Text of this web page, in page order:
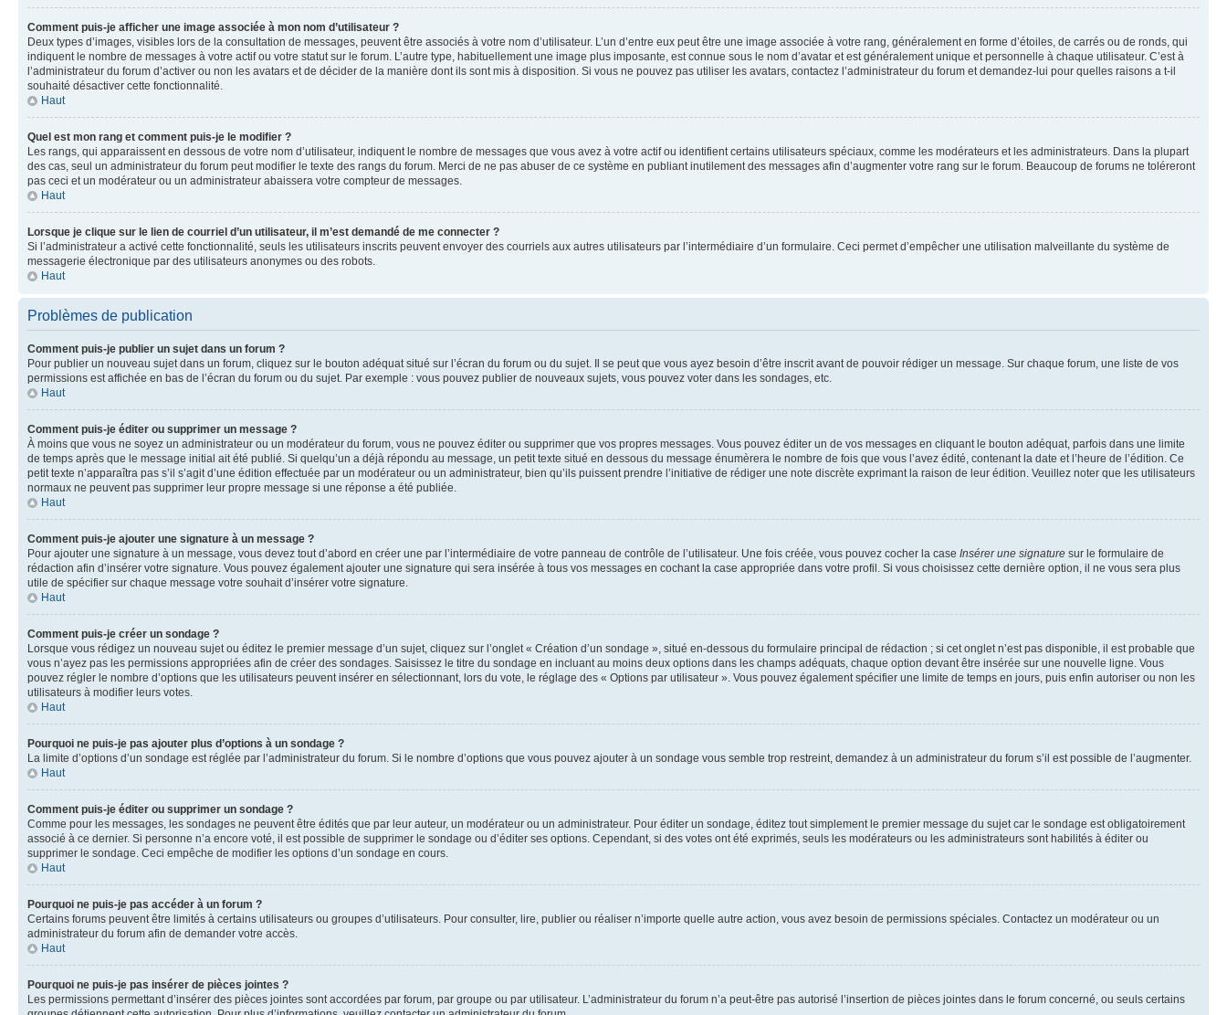
Comment puis-je afficher une image associée à mon nom d’utilisateur ?
Deux types d’images, visibles lors de la consultation de messages, peuvent être associés à votre nom d’utilisateur. L’un d’entre eux peut être une image associée à votre rang, généralement en forme d’étoiles, de carrés ou de ronds, qui
indiquent le nombre de messages à votre actif ou votre statut sur le forum. L’autre type, habituellement une image plus imposante, est connue sous le nom d’avatar et est généralement unique et personnelle à chaque utilisateur. C’est à
l’administrateur du forum d’activer ou non les avatars et de décider de la manière dont ils sont mis à disposition. Si vous ne pouvez pas utiliser les avatars, contactez l’administrateur du forum et demandez-lui pour quelles raisons a t-il
souhaité désactiver cette fonctionnalité.
Haut
Quel est mon rang et comment puis-je le modifier ?
Les rangs, qui apparaissent en dessous de votre nom d’utilisateur, indiquent le nombre de messages que vous avez à votre actif ou identifient certains utilisateurs spéciaux, comme les modérateurs et les administrateurs. Dans la plupart
des cas, seul un administrateur du forum peut modifier le texte des rangs du forum. Merci de ne pas abuser de ce système en publiant inutilement des messages afin d’augmenter votre rang sur le forum. Beaucoup de forums ne toléreront
pas ceci et un modérateur ou un administrateur abaissera votre compteur de messages.
Haut
Lorsque je clique sur le lien de courriel d’un utilisateur, il m’est demandé de me connecter ?
Si l’administrateur a activé cette fonctionnalité, seuls les utilisateurs inscrits peuvent envoyer des courriels aux autres utilisateurs par l’intermédiaire d’un formulaire. Ceci permet d’empêcher une utilisation malveillante du système de
messagerie électronique par des utilisateurs anonymes ou des robots.
Haut
Problèmes de publication
Comment puis-je publier un sujet dans un forum ?
Pour publier un nouveau sujet dans un forum, cliquez sur le bouton adéquat situé sur l’écran du forum ou du sujet. Il se peut que vous ayez besoin d’être inscrit avant de pouvoir rédiger un message. Sur chaque forum, une liste de vos
permissions est affichée en bas de l’écran du forum ou du sujet. Par exemple : vous pouvez publier de nouveaux sujets, vous pouvez voter dans les sondages, etc.
Haut
Comment puis-je éditer ou supprimer un message ?
À moins que vous ne soyez un administrateur ou un modérateur du forum, vous ne pouvez éditer ou supprimer que vos propres messages. Vous pouvez éditer un de vos messages en cliquant le bouton adéquat, parfois dans une limite
de temps après que le message initial ait été publié. Si quelqu’un a déjà répondu au message, un petit texte situé en dessous du message énumèrera le nombre de fois que vous l’avez édité, contenant la date et l’heure de l’édition. Ce
petit texte n’apparaîtra pas s’il s’agit d’une édition effectuée par un modérateur ou un administrateur, bien qu’ils puissent prendre l’initiative de rédiger une note discrète exprimant la raison de leur édition. Veuillez noter que les utilisateurs
normaux ne peuvent pas supprimer leur propre message si une réponse a été publiée.
Haut
Comment puis-je ajouter une signature à un message ?
Pour ajouter une signature à un message, vous devez tout d’abord en créer une par l’intermédiaire de votre panneau de contrôle de l’utilisateur. Une fois créée, vous pouvez cocher la case Insérer une signature sur le formulaire de
rédaction afin d’insérer votre signature. Vous pouvez également ajouter une signature qui sera insérée à tous vos messages en cochant la case appropriée dans votre profil. Si vous choisissez cette dernière option, il ne vous sera plus
utile de spécifier sur chaque message votre souhait d’insérer votre signature.
Haut
Comment puis-je créer un sondage ?
Lorsque vous rédigez un nouveau sujet ou éditez le premier message d’un sujet, cliquez sur l’onglet « Création d’un sondage », situé en-dessous du formulaire principal de rédaction ; si cet onglet n’est pas disponible, il est probable que
vous n’ayez pas les permissions appropriées afin de créer des sondages. Saisissez le titre du sondage en incluant au moins deux options dans les champs adéquats, chaque option devant être insérée sur une nouvelle ligne. Vous
pouvez régler le nombre d’options que les utilisateurs peuvent insérer en sélectionnant, lors du vote, le réglage des « Options par utilisateur ». Vous pouvez également spécifier une limite de temps en jours, puis enfin autoriser ou non les
utilisateurs à modifier leurs votes.
Haut
Pourquoi ne puis-je pas ajouter plus d’options à un sondage ?
La limite d’options d’un sondage est réglée par l’administrateur du forum. Si le nombre d’options que vous pouvez ajouter à un sondage vous semble trop restreint, demandez à un administrateur du forum s’il est possible de l’augmenter.
Haut
Comment puis-je éditer ou supprimer un sondage ?
Comme pour les messages, les sondages ne peuvent être édités que par leur auteur, un modérateur ou un administrateur. Pour éditer un sondage, éditez tout simplement le premier message du sujet car le sondage est obligatoirement
associé à ce dernier. Si personne n’a encore voté, il est possible de supprimer le sondage ou d’éditer ses options. Cependant, si des votes ont été exprimés, seuls les modérateurs ou les administrateurs sont habilités à éditer ou
supprimer le sondage. Ceci empêche de modifier les options d’un sondage en cours.
Haut
Pourquoi ne puis-je pas accéder à un forum ?
Certains forums peuvent être limités à certains utilisateurs ou groupes d’utilisateurs. Pour consulter, lire, publier ou réaliser n’importe quelle autre action, vous avez besoin de permissions spéciales. Contactez un modérateur ou un
administrateur du forum afin de demander votre accès.
Haut
Pourquoi ne puis-je pas insérer de pièces jointes ?
Les permissions permettant d’insérer des pièces jointes sont accordées par forum, par groupe ou par utilisateur. L’administrateur du forum n’a peut-être pas autorisé l’insertion de pièces jointes dans le forum concerné, ou seuls certains